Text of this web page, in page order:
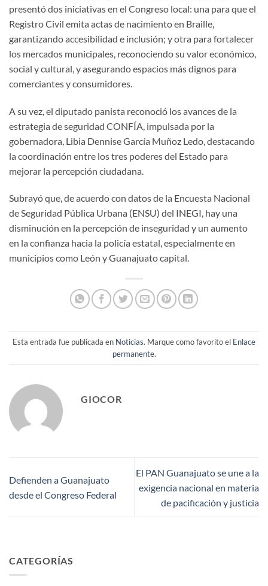
presentó dos iniciativas en el Congreso local: una para que el
Registro Civil emita actas de nacimiento en Braille,
garantizando accesibilidad e inclusión; y otra para fortalecer
los mercados municipales, reconociendo su valor económico,
social y cultural, y asegurando espacios más dignos para
comerciantes y consumidores.
A su vez, el diputado panista reconoció los avances de la
estrategia de seguridad CONFÍA, impulsada por la
gobernadora, Libia Dennise García Muñoz Ledo, destacando
la coordinación entre los tres poderes del Estado para
mejorar la percepción ciudadana.
Subrayó que, de acuerdo con datos de la Encuesta Nacional
de Seguridad Pública Urbana (ENSU) del INEGI, hay una
disminución en la percepción de inseguridad y un aumento
en la confianza hacia la policía estatal, especialmente en
municipios como León y Guanajuato capital.
Esta entrada fue publicada en Noticias. Marque como favorito el Enlace
permanente.
GIOCOR
Defienden a Guanajuato
desde el Congreso Federal
El PAN Guanajuato se une a la
exigencia nacional en materia
de pacificación y justicia
CATEGORÍAS